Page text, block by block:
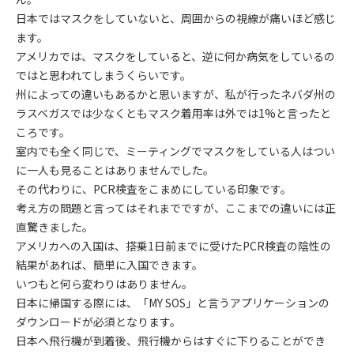
日本ではマスクをしていないと、周囲からの視線が痛いほど感じ
ます。
アメリカでは、マスクをしていると、逆に何か病気をしているの
ではと思われてしまうくらいです。
州によっての違いもあるかと思いますが、私が行ったネバダ州の
ラスベガスでは少なくともマスク着用率は外では1%と言ったと
ころです。
室内でも全く同じで、ミーティングでマスクをしている人はつい
に一人も見ることはありませんでした。
その代わりに、PCR検査をこまめにしている印象です。
考え方の問題と言ってはそれまでですが、ここまでの違いには正
直驚きました。
アメリカへの入国は、搭乗1日前までに受けたPCR検査の陰性の
結果があれば、簡単に入国できます。
いつもと何ら変わりはありません。
日本に帰国する際には、「MY SOS」と言うアプリケーションの
ダウンロードが必須となります。
日本へ飛行機が到着後、飛行機からはすぐに下りることができ